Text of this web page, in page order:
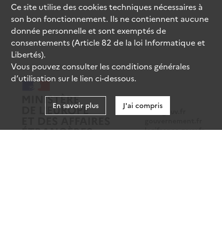
data.gouv.fr
legifrance.gouv.fr
Ce site utilise descookiestechniques nécessaires à
son bon fonctionnement. Ils ne contiennent aucune
donnée personnelle et sont exemptés de
consentements (Article 82 de la loi Informatique et
Libertés).
Vous pouvez consulter les conditions générales
d’utilisation sur le lien ci-dessous.
En savoir plus J'ai compris